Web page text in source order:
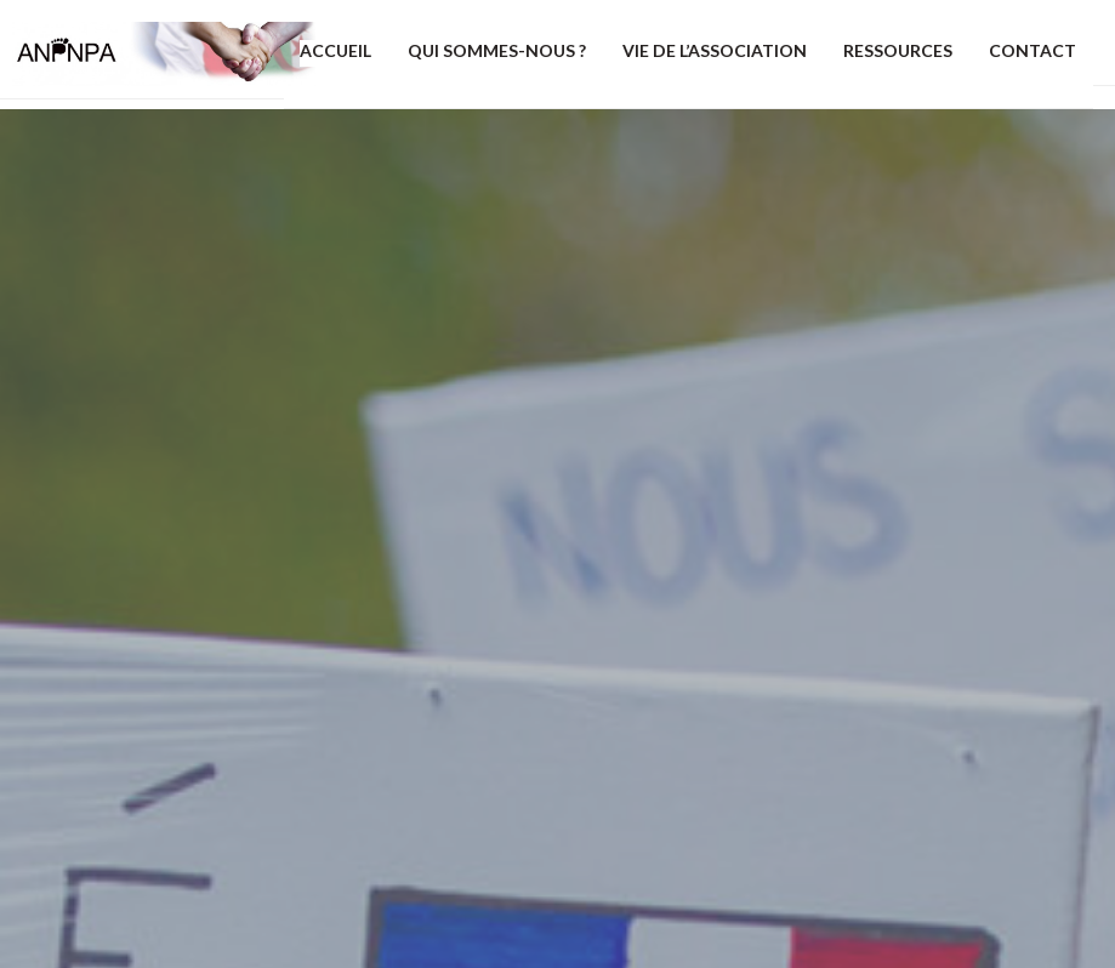
ACCUEIL QUI SOMMES-NOUS ? VIE DE L’ASSOCIATION RESSOURCES CONTACT